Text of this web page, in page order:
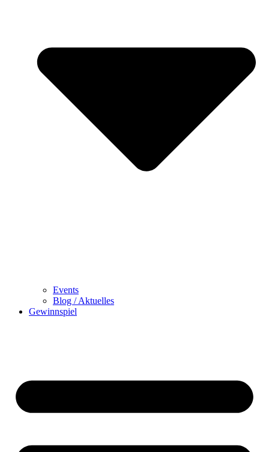
Events
Blog / Aktuelles
Gewinnspiel